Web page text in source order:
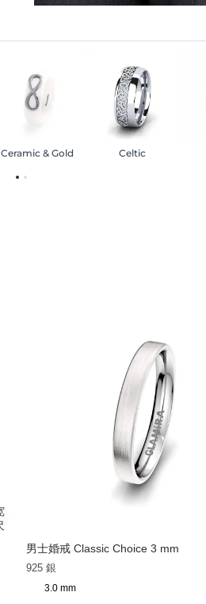
Ceramic & Gold Celtic
男士婚戒 Classic Choice 3 mm
925 銀
3.0 mm